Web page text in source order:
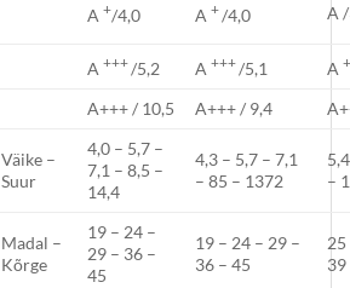
A+/4,0 A+/4,0 A
A+++/5,2 A+++/5,1 A
A+++ / 10,5 A+++ / 9,4
Väike –
Suur
4,0 – 5,7 –
7,1 – 8,5 –
14,4
4,3 – 5,7 – 7,1
– 85 – 1372
–
Madal –
Kõrge
19 – 24 –
29 – 36 –
45
19 – 24 – 29 –
36 – 45
25
39